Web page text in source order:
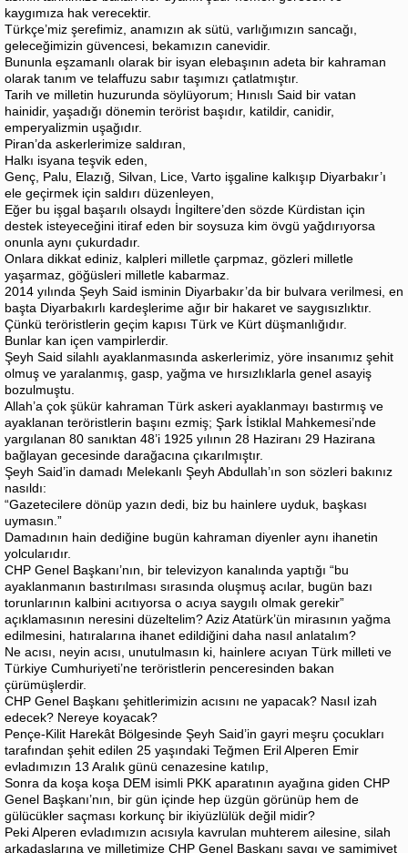
kaygımıza hak verecektir.
Türkçe’miz şerefimiz, anamızın ak sütü, varlığımızın sancağı,
geleceğimizin güvencesi, bekamızın canevidir.
Bununla eşzamanlı olarak bir isyan elebaşının adeta bir kahraman
olarak tanım ve telaffuzu sabır taşımızı çatlatmıştır.
Tarih ve milletin huzurunda söylüyorum; Hınıslı Said bir vatan
hainidir, yaşadığı dönemin terörist başıdır, katildir, canidir,
emperyalizmin uşağıdır.
Piran’da askerlerimize saldıran,
Halkı isyana teşvik eden,
Genç, Palu, Elazığ, Silvan, Lice, Varto işgaline kalkışıp Diyarbakır’ı
ele geçirmek için saldırı düzenleyen,
Eğer bu işgal başarılı olsaydı İngiltere’den sözde Kürdistan için
destek isteyeceğini itiraf eden bir soysuza kim övgü yağdırıyorsa
onunla aynı çukurdadır.
Onlara dikkat ediniz, kalpleri milletle çarpmaz, gözleri milletle
yaşarmaz, göğüsleri milletle kabarmaz.
2014 yılında Şeyh Said isminin Diyarbakır’da bir bulvara verilmesi, en
başta Diyarbakırlı kardeşlerime ağır bir hakaret ve saygısızlıktır.
Çünkü teröristlerin geçim kapısı Türk ve Kürt düşmanlığıdır.
Bunlar kan içen vampirlerdir.
Şeyh Said silahlı ayaklanmasında askerlerimiz, yöre insanımız şehit
olmuş ve yaralanmış, gasp, yağma ve hırsızlıklarla genel asayiş
bozulmuştu.
Allah’a çok şükür kahraman Türk askeri ayaklanmayı bastırmış ve
ayaklanan teröristlerin başını ezmiş; Şark İstiklal Mahkemesi’nde
yargılanan 80 sanıktan 48’i 1925 yılının 28 Haziranı 29 Hazirana
bağlayan gecesinde darağacına çıkarılmıştır.
Şeyh Said’in damadı Melekanlı Şeyh Abdullah’ın son sözleri bakınız
nasıldı:
“Gazetecilere dönüp yazın dedi, biz bu hainlere uyduk, başkası
uymasın.”
Damadının hain dediğine bugün kahraman diyenler aynı ihanetin
yolcularıdır.
CHP Genel Başkanı’nın, bir televizyon kanalında yaptığı “bu
ayaklanmanın bastırılması sırasında oluşmuş acılar, bugün bazı
torunlarının kalbini acıtıyorsa o acıya saygılı olmak gerekir”
açıklamasının neresini düzeltelim? Aziz Atatürk’ün mirasının yağma
edilmesini, hatıralarına ihanet edildiğini daha nasıl anlatalım?
Ne acısı, neyin acısı, unutulmasın ki, hainlere acıyan Türk milleti ve
Türkiye Cumhuriyeti’ne teröristlerin penceresinden bakan
çürümüşlerdir.
CHP Genel Başkanı şehitlerimizin acısını ne yapacak? Nasıl izah
edecek? Nereye koyacak?
Pençe-Kilit Harekât Bölgesinde Şeyh Said’in gayri meşru çocukları
tarafından şehit edilen 25 yaşındaki Teğmen Eril Alperen Emir
evladımızın 13 Aralık günü cenazesine katılıp,
Sonra da koşa koşa DEM isimli PKK aparatının ayağına giden CHP
Genel Başkanı’nın, bir gün içinde hep üzgün görünüp hem de
gülücükler saçması korkunç bir ikiyüzlülük değil midir?
Peki Alperen evladımızın acısıyla kavrulan muhterem ailesine, silah
arkadaşlarına ve milletimize CHP Genel Başkanı saygı ve samimiyet